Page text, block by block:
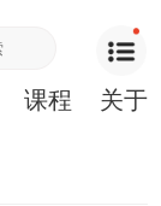
课程 关于